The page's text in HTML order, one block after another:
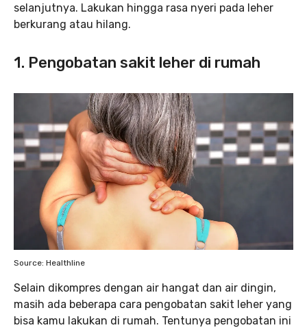
selanjutnya. Lakukan hingga rasa nyeri pada leher
berkurang atau hilang.
1. Pengobatan sakit leher di rumah
Source: Healthline
Selain dikompres dengan air hangat dan air dingin,
masih ada beberapa cara pengobatan sakit leher yang
bisa kamu lakukan di rumah. Tentunya pengobatan ini